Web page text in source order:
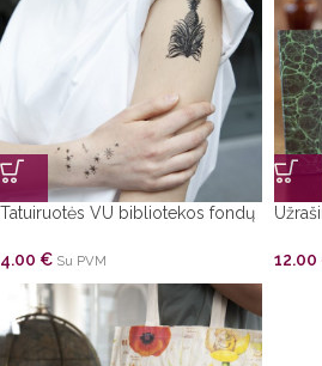
Tatuiruotės VU bibliotekos fondų
4.00 € Su PVM 12.00